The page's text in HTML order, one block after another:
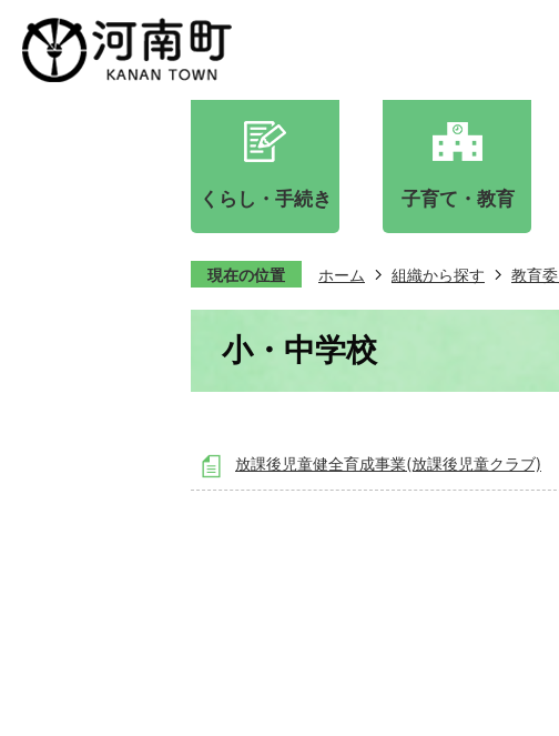
くらし・手続き 子育て・教育
現在の位置 ホーム 組織から探す 教育
小・中学校
放課後児童健全育成事業(放課後児童クラブ)